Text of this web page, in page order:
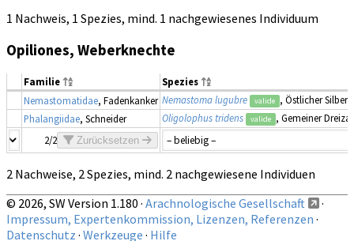
1 Nachweis, 1 Spezies, mind. 1 nachgewiesenes Individuum
Opiliones, Weberknechte
Familie
Spezies
Nemastomatidae, Fadenkanker Nemastoma lugubre valide , Östlicher
Phalangiidae, Schneider Oligolophus tridens valide , Gemeiner
2/2
Zurücksetzen
2 Nachweise, 2 Spezies, mind. 2 nachgewiesene Individuen
© 2026, SW Version 1.180 · Arachnologische Gesellschaft
·
Impressum, Expertenkommission, Lizenzen, Referenzen ·
Datenschutz · Werkzeuge · Hilfe